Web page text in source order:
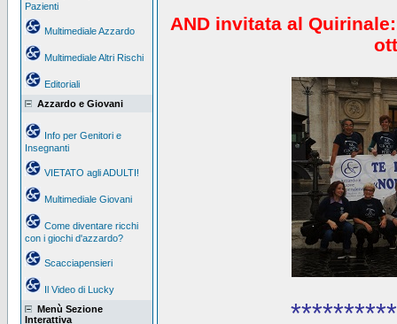
Pazienti
Multimediale Azzardo
Multimediale Altri Rischi
Editoriali
Azzardo e Giovani
Info per Genitori e
Insegnanti
VIETATO agli ADULTI!
Multimediale Giovani
Come diventare ricchi
con i giochi d'azzardo?
Scacciapensieri
Il Video di Lucky
Menù Sezione
Interattiva
AND invitata al